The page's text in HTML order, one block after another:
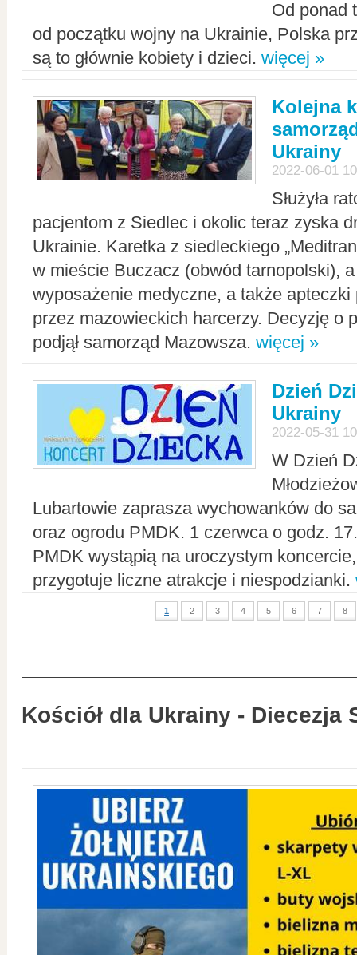
Od ponad
od początku wojny na Ukrainie, Polska
są to głównie kobiety i dzieci. więcej »
Kolejna
Ukrainy
2022-06-01
Służyła
pacjentom z Siedlec i okolic teraz zyska
Ukrainie. Karetka z siedleckiego
w mieście Buczacz (obwód tarnopolski),
wyposażenie medyczne, a także apteczki
przez mazowieckich harcerzy. Decyzję o
podjął samorząd Mazowsza. więcej »
Dzień
Ukrainy
2022-05-31
W Dzień
Lubartowie zaprasza wychowanków do
oraz ogrodu PMDK. 1 czerwca o godz.
PMDK wystąpią na uroczystym
przygotuje liczne atrakcje i niespodzianki.
1 2 3 4 5 6 7 8
Kościół dla Ukrainy - Diecezja